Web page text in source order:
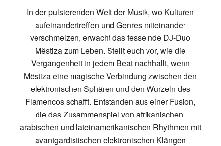
In der pulsierenden Welt der Musik, wo Kulturen
aufeinandertreffen und Genres miteinander
verschmelzen, erwacht das fesselnde DJ-Duo
Mëstiza zum Leben. Stellt euch vor, wie die
Vergangenheit in jedem Beat nachhallt, wenn
Mëstiza eine magische Verbindung zwischen den
elektronischen Sphären und den Wurzeln des
Flamencos schafft. Entstanden aus einer Fusion,
die das Zusammenspiel von afrikanischen,
arabischen und lateinamerikanischen Rhythmen mit
avantgardistischen elektronischen Klängen